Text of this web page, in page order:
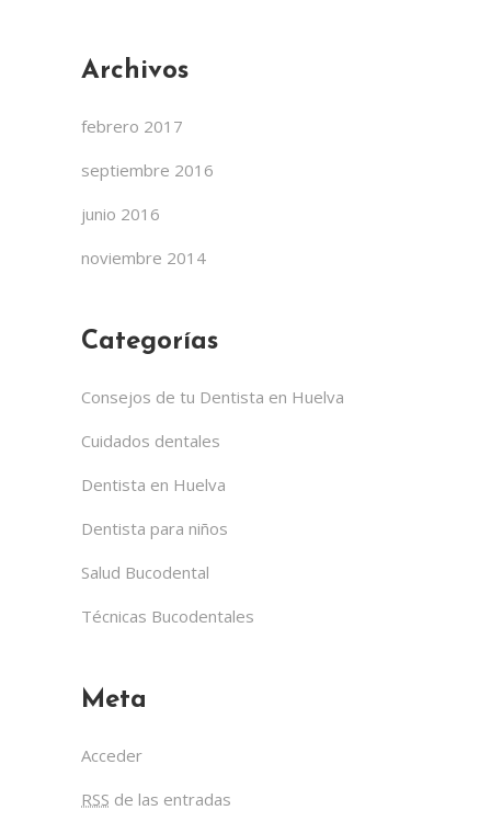
Archivos
febrero 2017
septiembre 2016
junio 2016
noviembre 2014
Categorías
Consejos de tu Dentista en Huelva
Cuidados dentales
Dentista en Huelva
Dentista para niños
Salud Bucodental
Técnicas Bucodentales
Meta
Acceder
RSS de las entradas